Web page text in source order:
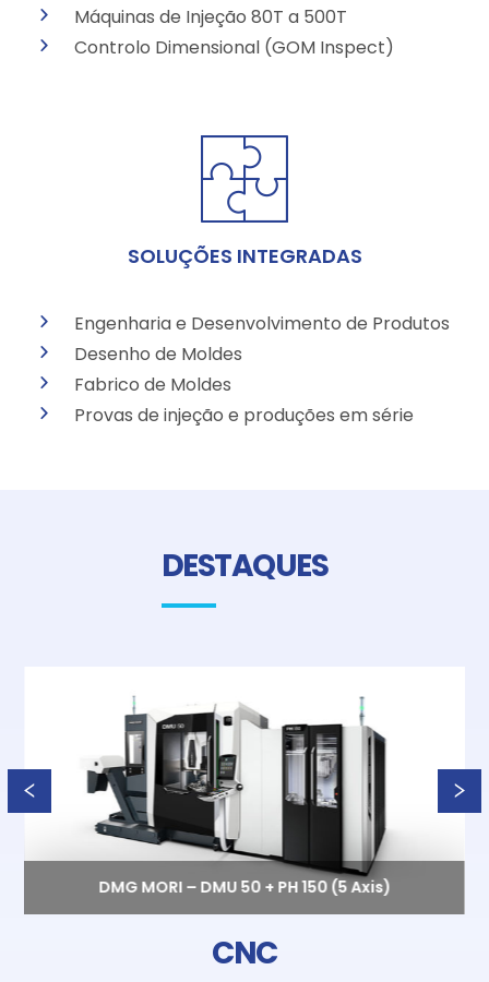
Máquinas de Injeção 80T a 500T
Controlo Dimensional (GOM Inspect)
SOLUÇÕES INTEGRADAS
Engenharia e Desenvolvimento de Produtos
Desenho de Moldes
Fabrico de Moldes
Provas de injeção e produções em série
DESTAQUES
CNC
DMG MORI – DMU 50 + PH 150 (5 Axis)